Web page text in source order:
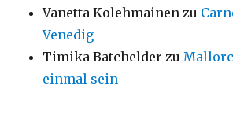
Vanetta Kolehmainen zu
Venedig
Timika Batchelder zu
einmal sein